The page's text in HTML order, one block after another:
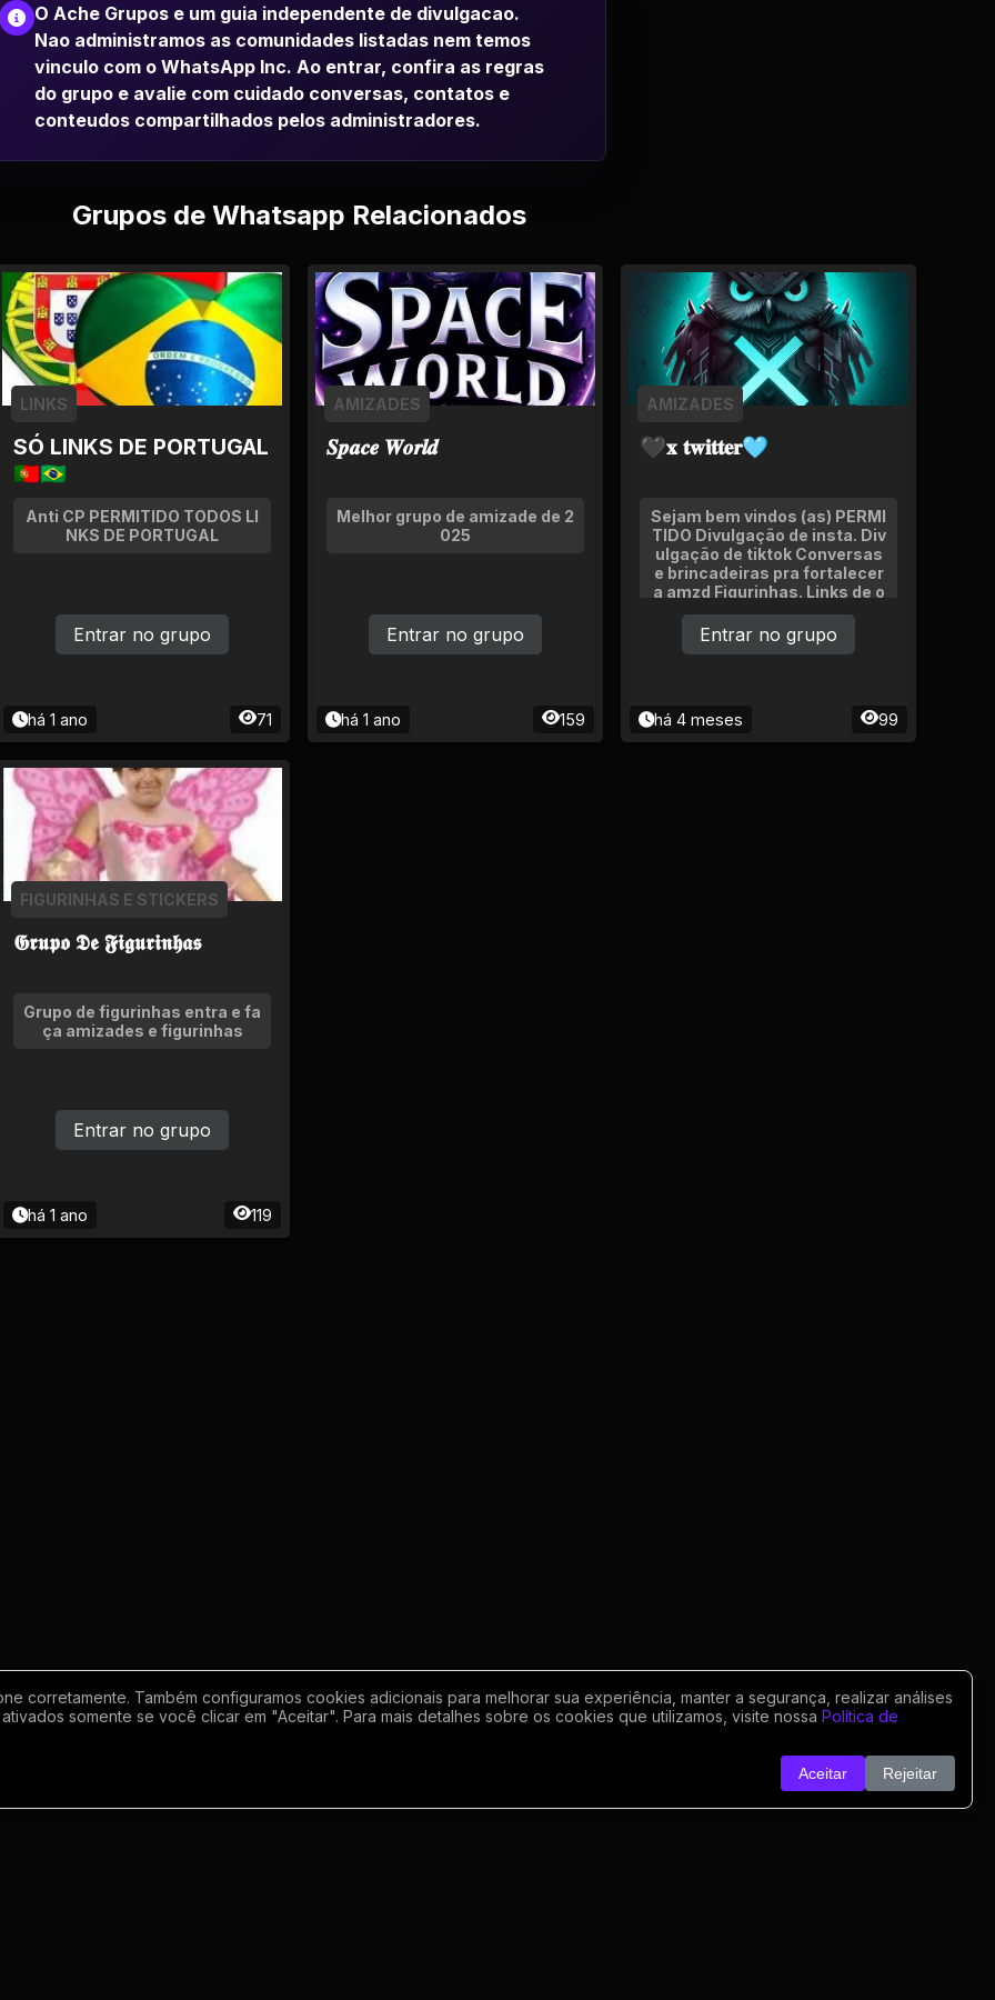
O Ache Grupos e um guia independente de divulgacao.
Nao administramos as comunidades listadas nem temos
vinculo com o WhatsApp Inc. Ao entrar, confira as regras
do grupo e avalie com cuidado conversas, contatos e
conteudos compartilhados pelos administradores.
Grupos de Whatsapp Relacionados
SÓ LINKS DE PORTUGAL
🇵🇹🇧🇷
LINKS
Anti CP PERMITIDO TODOS LI
NKS DE PORTUGAL
há 1 ano 71
Entrar no grupo
𝑺𝒑𝒂𝒄𝒆 𝑾𝒐𝒓𝒍𝒅
AMIZADES
Melhor grupo de amizade de 2
025
há 1 ano 159
Entrar no grupo
🖤𝐱 𝐭𝐰𝐢𝐭𝐭𝐞𝐫🩵
AMIZADES
Sejam bem vindos (as) PERMI
TIDO Divulgação de insta. Div
ulgação de tiktok Conversas
e brincadeiras pra fortalecer
a amzd Figurinhas. Links de o
utros grupos. (só com permis
são do adm)
há 4 meses 99
Entrar no grupo
𝕲𝖗𝖚𝖕𝖔 𝕯𝖊 𝕱𝖎𝖌𝖚𝖗𝖎𝖓𝖍𝖆𝖘
FIGURINHAS E STICKERS
Grupo de figurinhas entra e fa
ça amizades e figurinhas
há 1 ano 119
Entrar no grupo
corretamente. Também configuramos cookies adicionais para melhorar sua experiência, manter a segurança, realizar análises
somente se você clicar em "Aceitar". Para mais detalhes sobre os cookies que utilizamos, visite nossa Política de
Aceitar Rejeitar